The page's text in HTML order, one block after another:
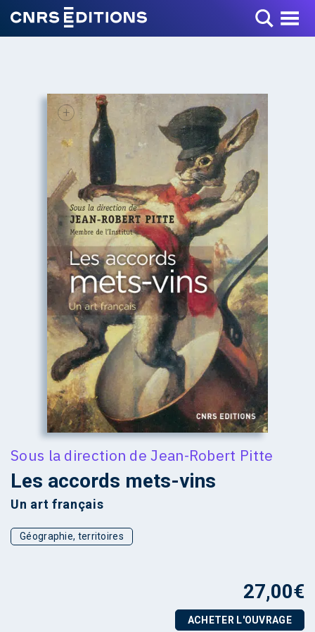
Toggle Menu
+
Sous la direction deJean-Robert Pitte
Les accords mets-vins
Un art français
Géographie, territoires
27,00€
ACHETER L'OUVRAGE